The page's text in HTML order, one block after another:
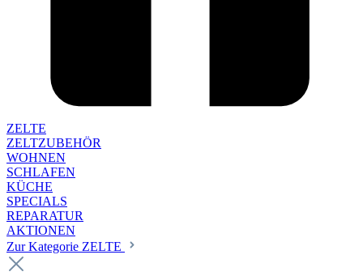
ZELTE
ZELTZUBEHÖR
WOHNEN
SCHLAFEN
KÜCHE
SPECIALS
REPARATUR
AKTIONEN
Zur Kategorie ZELTE